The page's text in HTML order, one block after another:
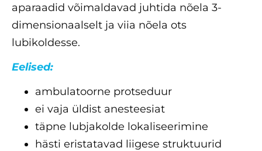
aparaadid võimaldavad juhtida nõela 3-
dimensionaalselt ja viia nõela ots
lubikoldesse.
Eelised:
ambulatoorne protseduur
ei vaja üldist anesteesiat
täpne lubjakolde lokaliseerimine
hästi eristatavad liigese struktuurid